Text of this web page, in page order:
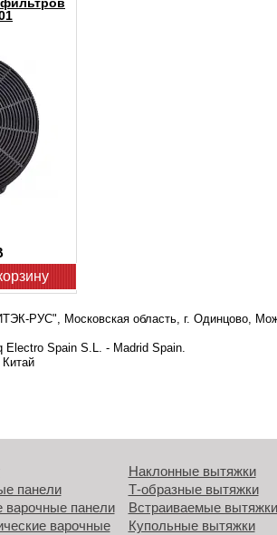
РУС", Московская область, г. Одинцово,
Electro Spain S.L. - Madrid Spain.
Китай
панели
варочные панели
варочные
Наклонные вытяжки
Т-образные вытяжки
Встраиваемые вытяжки
Купольные вытяжки